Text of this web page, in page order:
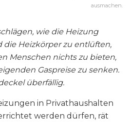
ausmachen.
wie die Heizung
die Heizkörper zu entlüften,
Menschen nichts zu bieten,
Gaspreise zu senken.
überfällig.
in Privathaushalten
werden dürfen, rät